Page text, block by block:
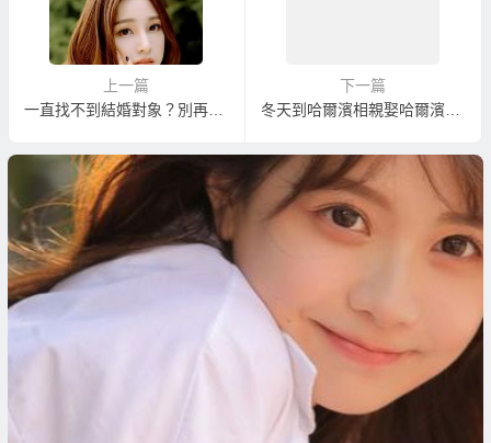
上一篇
一直找不到結婚對象？別再浪費時間了；您應該這樣做…
下一篇
冬天到哈爾濱相親娶哈爾濱新娘會不會太冷？